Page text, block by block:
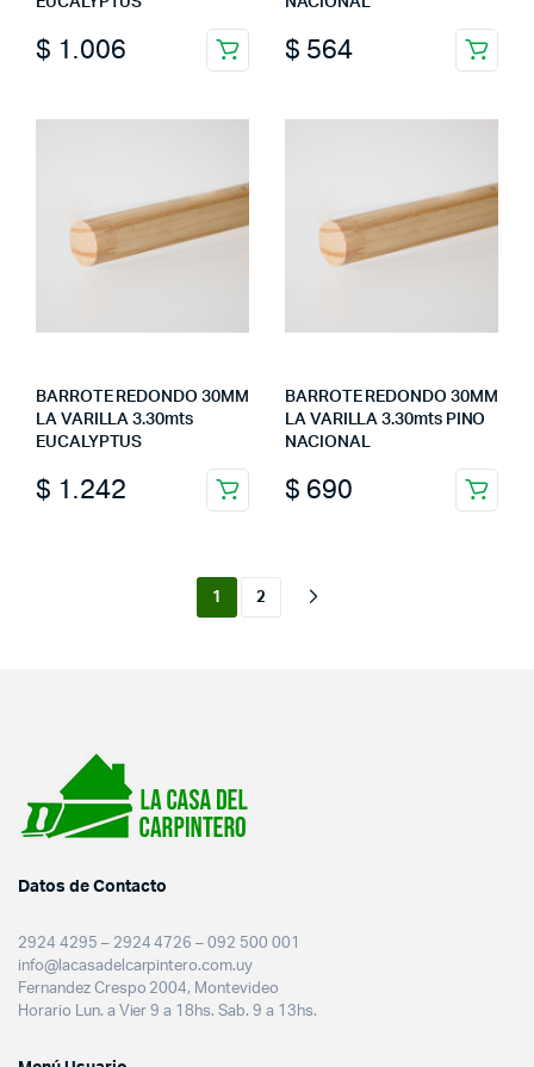
$ 1.006 $ 564
BARROTE REDONDO 30MM
LA VARILLA 3.30mts
EUCALYPTUS
$ 1.242
BARROTE REDONDO 30MM
LA VARILLA 3.30mts PINO
NACIONAL
$ 690
1 2
Datos de Contacto
2924 4295 – 2924 4726 – 092 500 001
info@lacasadelcarpintero.com.uy
Fernandez Crespo 2004, Montevideo
Horario Lun. a Vier 9 a 18hs. Sab. 9 a 13hs.